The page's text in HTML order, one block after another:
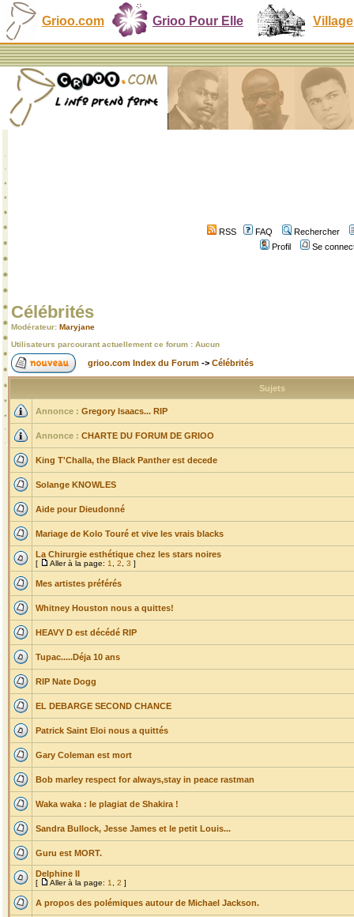
Grioo.com Grioo Pour Elle Village
RSS FAQ
Rechercher
Profil
Se
Célébrités
Modérateur: Maryjane
Utilisateurs parcourant actuellement ce forum : Aucun
grioo.com Index du Forum -> Célébrités
Sujets
Annonce : Gregory Isaacs... RIP
Annonce : CHARTE DU FORUM DE GRIOO
King T'Challa, the Black Panther est decede
Solange KNOWLES
Aide pour Dieudonné
Mariage de Kolo Touré et vive les vrais blacks
La Chirurgie esthétique chez les stars noires
[ Aller à la page: 1 2 3 ]
Mes artistes préférés
Whitney Houston nous a quittes!
HEAVY D est décédé RIP
Tupac.....Déja 10 ans
RIP Nate Dogg
EL DEBARGE SECOND CHANCE
Patrick Saint Eloi nous a quittés
Gary Coleman est mort
Bob marley respect for always,stay in peace rastman
Waka waka : le plagiat de Shakira !
Sandra Bullock, Jesse James et le petit Louis...
Guru est MORT.
Delphine II
[ Aller à la page: 1 2 ]
A propos des polémiques autour de Michael Jackson.